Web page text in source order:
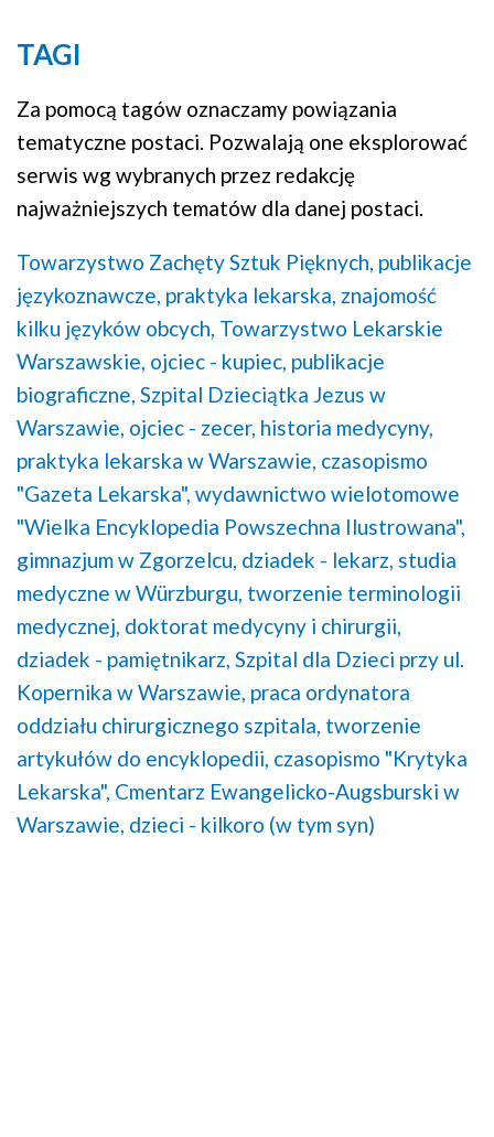
TAGI
Za pomocą tagów oznaczamy powiązania
tematyczne postaci. Pozwalają one eksplorować
serwis wg wybranych przez redakcję
najważniejszych tematów dla danej postaci.
Towarzystwo Zachęty Sztuk Pięknych, publikacje
językoznawcze, praktyka lekarska, znajomość
kilku języków obcych, Towarzystwo Lekarskie
Warszawskie, ojciec - kupiec, publikacje
biograficzne, Szpital Dzieciątka Jezus w
Warszawie, ojciec - zecer, historia medycyny,
praktyka lekarska w Warszawie, czasopismo
"Gazeta Lekarska", wydawnictwo wielotomowe
"Wielka Encyklopedia Powszechna Ilustrowana",
gimnazjum w Zgorzelcu, dziadek - lekarz, studia
medyczne w Würzburgu, tworzenie terminologii
medycznej, doktorat medycyny i chirurgii,
dziadek - pamiętnikarz, Szpital dla Dzieci przy ul.
Kopernika w Warszawie, praca ordynatora
oddziału chirurgicznego szpitala, tworzenie
artykułów do encyklopedii, czasopismo "Krytyka
Lekarska", Cmentarz Ewangelicko-Augsburski w
Warszawie, dzieci - kilkoro (w tym syn)